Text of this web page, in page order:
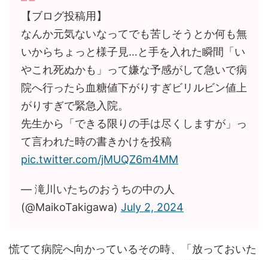
【ブログ投稿用】
なんか元気ないなってでも苦しそうとか何も無
いからちょっと様子見…と手を入れた瞬間「い
やこれ死ぬかも」って嫌な予感がして急いで病
院へ行ったら血糖値下がりすぎビリルビン値上
がりすぎで緊急入院。
先生から「できる限りの手は尽くしますが」っ
て言われた時の書きかけを投稿
pic.twitter.com/jMUQZ6m4MM
— 滝川いたちのおうちの中の人
(@MaikoTakigawa) July 2, 2024
慌てて病院へ向かっているその時、「放っておいた